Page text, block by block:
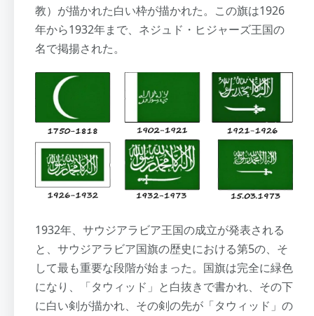
教）が描かれた白い枠が描かれた。この旗は1926
年から1932年まで、ネジュド・ヒジャーズ王国の
名で掲揚された。
1932年、サウジアラビア王国の成立が発表される
と、サウジアラビア国旗の歴史における第5の、そ
して最も重要な段階が始まった。国旗は完全に緑色
になり、「タウィッド」と白抜きで書かれ、その下
に白い剣が描かれ、その剣の先が「タウィッド」の